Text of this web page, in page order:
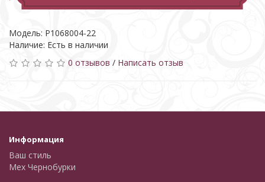
Модель: Р1068004-22
Наличие: Есть в наличии
0 отзывов / Написать отзыв
Информация
Ваш стиль
Мех Чернобурки